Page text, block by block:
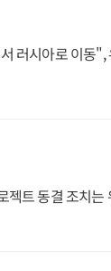
러시아로 이동",
젝트 동결 조치는